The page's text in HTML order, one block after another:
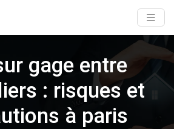
gage entre
: risques et
à paris